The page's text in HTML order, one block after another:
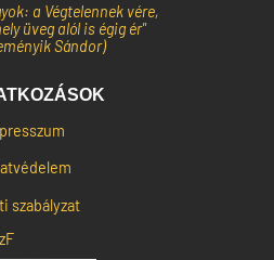
a Végtelennek vére,
üveg alól is égig ér"
Sándor)
szabályzat